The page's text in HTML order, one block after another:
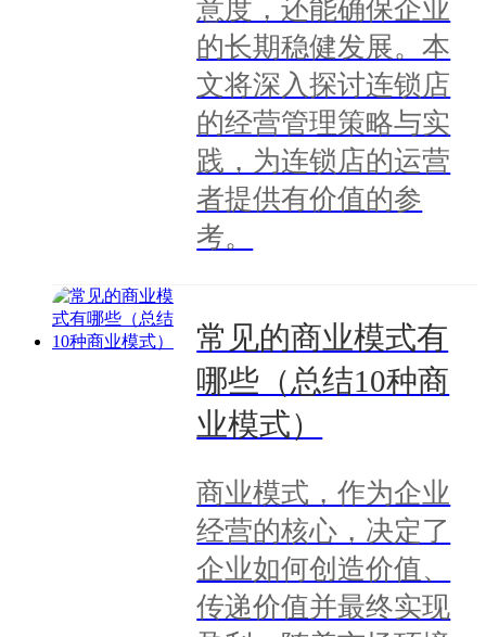
意度，还能确保企业
的长期稳健发展。本
文将深入探讨连锁店
的经营管理策略与实
践，为连锁店的运营
者提供有价值的参
考。
常见的商业模式有
哪些（总结10种商
业模式）
商业模式，作为企业
经营的核心，决定了
企业如何创造价值、
传递价值并最终实现